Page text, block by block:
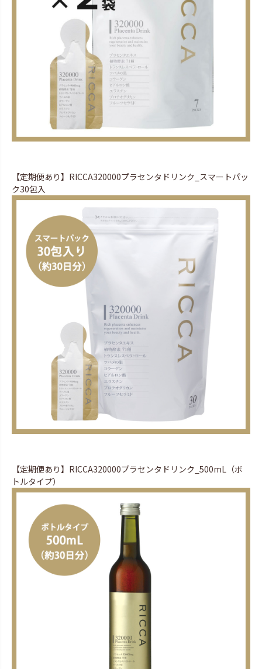
【定期便あり】RICCA320000プラセンタドリンク_スマートパッ
ク30包入
【定期便あり】RICCA320000プラセンタドリンク_500mL（ボ
トルタイプ）